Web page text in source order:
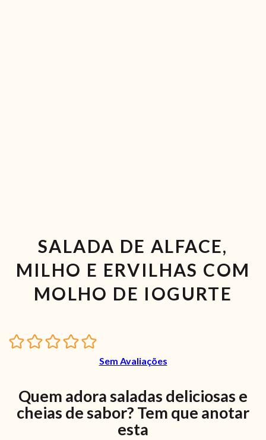
SALADA DE ALFACE,
MILHO E ERVILHAS COM
MOLHO DE IOGURTE
Sem Avaliações
Quem adora saladas deliciosas e
cheias de sabor? Tem que anotar
esta